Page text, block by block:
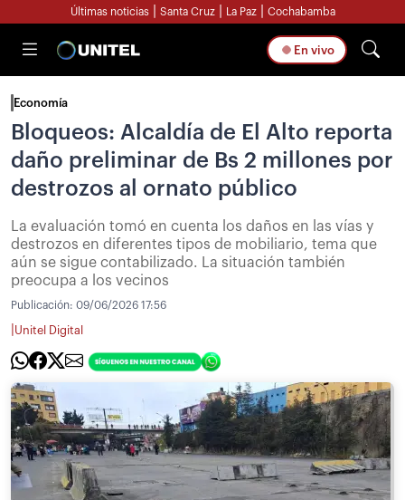
Últimas noticias Santa Cruz La Paz Cochabamba
En vivo
Economía
Bloqueos: Alcaldía de El Alto reporta
daño preliminar de Bs 2 millones por
destrozos al ornato público
La evaluación tomó en cuenta los daños en las vías y
destrozos en diferentes tipos de mobiliario, tema que
aún se sigue contabilizado. La situación también
preocupa a los vecinos
Publicación: 09/06/2026 17:56
Unitel Digital